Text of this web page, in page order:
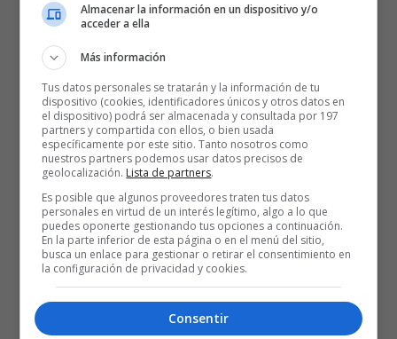
Estadísticas del partido
79 – Baskonia (27+20+11+19):Jaramaz (16), Howard (6), Luwawu-
Cabarrot (5), Moneke (15) y Hall (2) -cinco inicial – , Ndiaye (-),
Baldwin (14), Rogkavopoulos (19) y Diop (-).
Almacenar la información en un dispositivo y/o
acceder a ella
Más información
Tus datos personales se tratarán y la información de tu
dispositivo (cookies, identificadores únicos y otros datos en
el dispositivo) podrá ser almacenada y consultada por 197
partners y compartida con ellos, o bien usada
específicamente por este sitio. Tanto nosotros como
nuestros partners podemos usar datos precisos de
geolocalización. Lista de partners.
Es posible que algunos proveedores traten tus datos
personales en virtud de un interés legítimo, algo a lo que
puedes oponerte gestionando tus opciones a continuación.
En la parte inferior de esta página o en el menú del sitio,
busca un enlace para gestionar o retirar el consentimiento en
la configuración de privacidad y cookies.
Consentir